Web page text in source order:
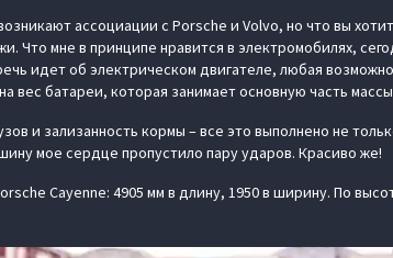
ассоциации с Porsche и Volvo, но что вы
Что мне в принципе нравится в электромобилях,
идет об электрическом двигателе, любая
вес батареи, которая занимает основную часть
и зализанность кормы – все это выполнено не
мое сердце пропустило пару ударов. Красиво же!
Cayenne: 4905 мм в длину, 1950 в ширину. По